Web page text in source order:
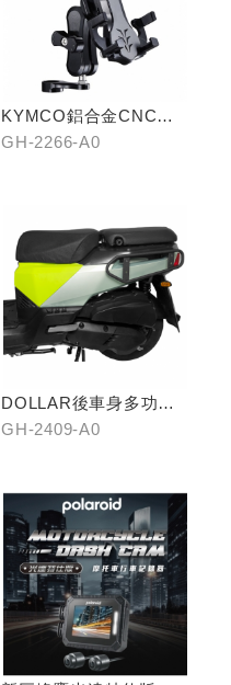
KYMCO鋁合金CNC減
震手機架
GH-2266-A0
DOLLAR後車身多功能
置物架
GH-2409-A0